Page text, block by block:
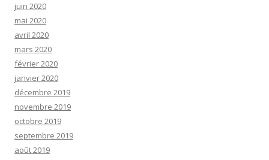
juin 2020
mai 2020
avril 2020
mars 2020
février 2020
janvier 2020
décembre 2019
novembre 2019
octobre 2019
septembre 2019
août 2019